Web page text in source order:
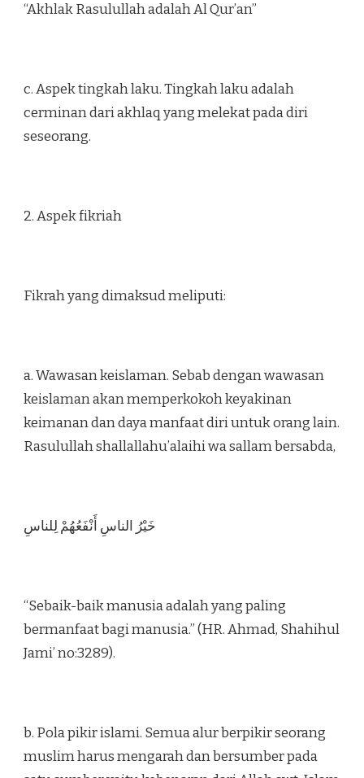
“Akhlak Rasulullah adalah Al Qur’an”
c. Aspek tingkah laku. Tingkah laku adalah
cerminan dari akhlaq yang melekat pada diri
seseorang.
2. Aspek fikriah
Fikrah yang dimaksud meliputi:
a. Wawasan keislaman. Sebab dengan wawasan
keislaman akan memperkokoh keyakinan
keimanan dan daya manfaat diri untuk orang lain.
Rasulullah shallallahu’alaihi wa sallam bersabda,
ﺧَﻴْﺮُ ﺍﻟﻨﺎﺱِ ﺃَﻧْﻔَﻌُﻬُﻢْ ﻟِﻠﻨﺎﺱِ
“Sebaik-baik manusia adalah yang paling
bermanfaat bagi manusia.” (HR. Ahmad, Shahihul
Jami’ no:3289).
b. Pola pikir islami. Semua alur berpikir seorang
muslim harus mengarah dan bersumber pada